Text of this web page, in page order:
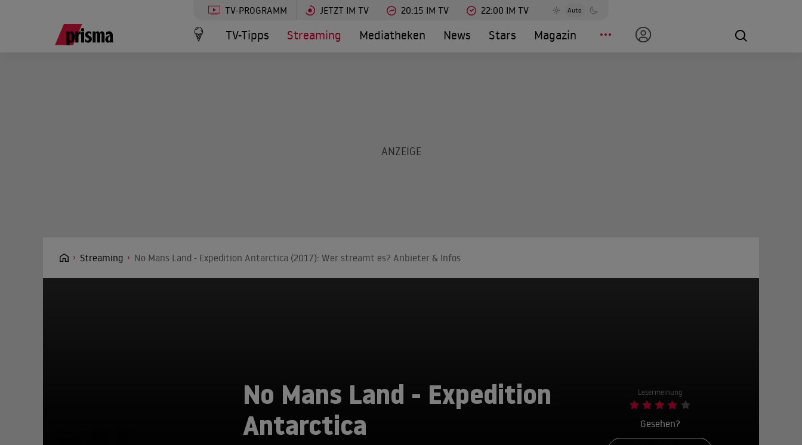
TV-PROGRAMM JETZT IM TV 20:15 IM TV 22:00 IM TV Auto
TV-Tipps Streaming Mediatheken News Stars Magazin
Streaming No Mans Land - Expedition Antarctica (2017): Wer streamt es? Anbieter & Infos
No Mans Land - Expedition
Antarctica
Lesermeinung
Gesehen?